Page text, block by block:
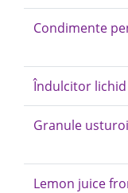
Condimente
Îndulcitor
Granule usturoi
Lemon juice